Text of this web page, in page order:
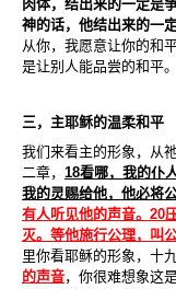
肉体，结出来的一定是
神的话，他结出来的一
从你，我愿意让你的和
是让别人能品尝的和平。
三，主耶稣的温柔和平
我们来看主的形象，从
二章， 18看哪，我的仆
我的灵赐给他，他必将
有人听见他的声音。 20
灭。等他施行公理，叫
里你看耶稣的形象，十九
的声音，你很难想象这